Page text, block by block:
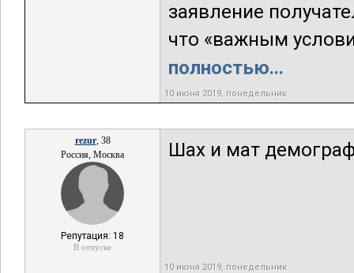
заявление
что «важным
полностью...
10 июня 2019, понедельник
rezur, 38
Россия, Москва
Репутация: 18
В отпуске
Шах и мат
10 июня 2019, понедельник